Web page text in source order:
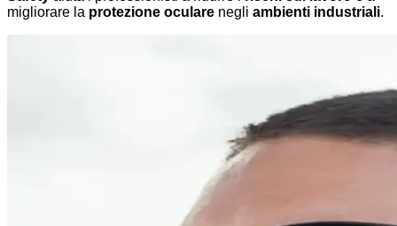
migliorare la protezione oculare negli ambienti industriali.